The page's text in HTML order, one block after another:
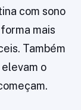
com sono
mais
Também
o